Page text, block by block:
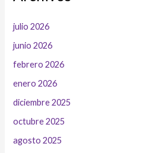
julio 2026
junio 2026
febrero 2026
enero 2026
diciembre 2025
octubre 2025
agosto 2025